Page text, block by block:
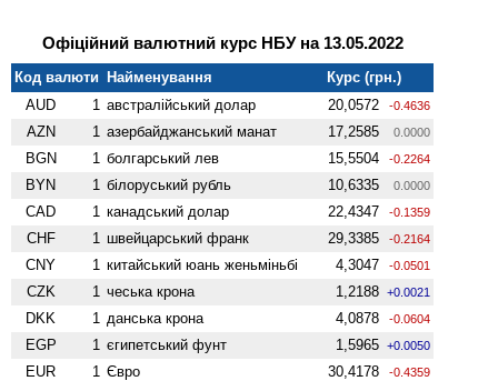
Офіційний валютний курс НБУ на 13.05.2022
Код валюти Найменування
Курс (грн.)
AUD
1 австралійський долар 20,0572 -0.4636
AZN 1 азербайджанський манат 17,2585 0.0000
BGN 1 болгарський лев 15,5504 -0.2264
BYN 1 білоруський рубль 10,6335 0.0000
CAD 1 канадський долар 22,4347 -0.1359
CHF 1 швейцарський франк 29,3385 -0.2164
CNY 1 китайський юань женьмiньбi 4,3047 -0.0501
CZK 1 чеська крона 1,2188 +0.0021
DKK 1 данська крона 4,0878 -0.0604
EGP 1 єгипетський фунт 1,5965 +0.0050
EUR 1 Євро 30,4178 -0.4359